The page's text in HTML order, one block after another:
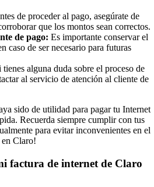
de proceder al pago, asegúrate de
que los montos sean correctos.
de pago: Es importante conservar el
caso de ser necesario para futuras
tienes alguna duda sobre el proceso de
al servicio de atención al cliente de
sido de utilidad para pagar tu Internet
Recuerda siempre cumplir con tus
para evitar inconvenientes en el
Claro!
factura de internet de Claro